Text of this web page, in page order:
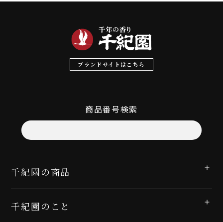
ブランドサイトはこちら
商品番号検索
千紀園の商品
千紀園のこと